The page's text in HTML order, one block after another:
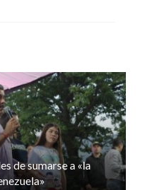
de sumarse a «la